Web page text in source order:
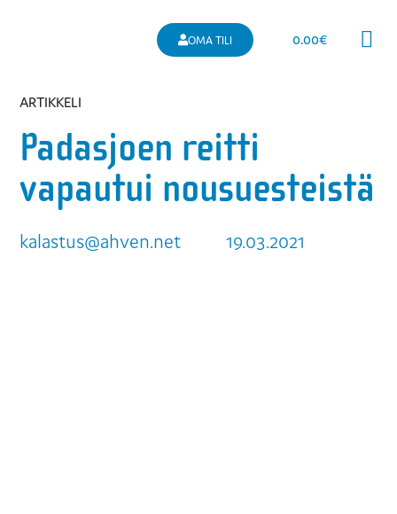
OMA TILI 0.00€
ARTIKKELI
Padasjoen reitti
vapautui nousuesteistä
kalastus@ahven.net 19.03.2021